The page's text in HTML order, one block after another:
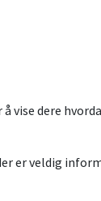
vise dere
er veldig